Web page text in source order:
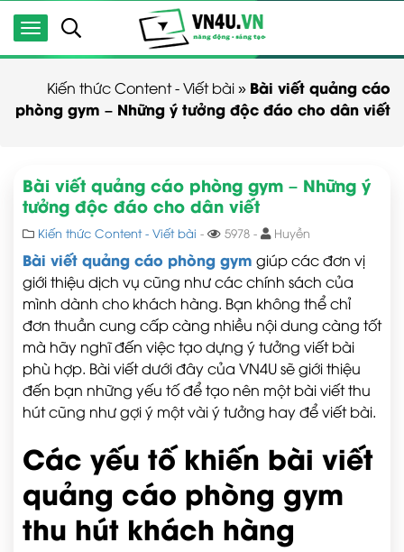
Kiến thức Content - Viết bài» Bài viết quảng cáo
phòng gym – Những ý tưởng độc đáo cho dân viết
Bài viết quảng cáo phòng gym – Những ý
tưởng độc đáo cho dân viết
Kiến thức Content - Viết bài - 5978 - Huyền
Bài viết quảng cáo phòng gym giúp các đơn vị
giới thiệu dịch vụ cũng như các chính sách của
mình dành cho khách hàng. Bạn không thể chỉ
đơn thuần cung cấp càng nhiều nội dung càng tốt
mà hãy nghĩ đến việc tạo dựng ý tưởng viết bài
phù hợp. Bài viết dưới đây của VN4U sẽ giới thiệu
đến bạn những yếu tố để tạo nên một bài viết thu
hút cũng như gợi ý một vài ý tưởng hay để viết bài.
Các yếu tố khiến bài viết
quảng cáo phòng gym
thu hút khách hàng